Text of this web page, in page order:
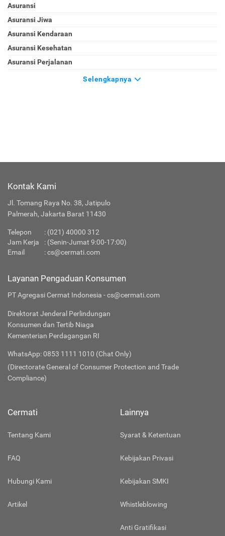
Asuransi
Asuransi Jiwa
Asuransi Kendaraan
Asuransi Kesehatan
Asuransi Perjalanan
Selengkapnya
Kontak Kami
Jl. Tomang Raya No. 38, Jatipulo
Palmerah, Jakarta Barat 11430
Telepon : (021) 40000 312
Jam Kerja
: (Senin-Jumat 9:00-17:00)
Email
:cs@cermati.com
Layanan Pengaduan Konsumen
PT Agregasi Cermat Indonesia - cs@cermati.com
Direktorat Jenderal Perlindungan
Konsumen dan Tertib Niaga
Kementerian Perdagangan RI
WhatsApp: 0853 1111 1010 (Chat Only)
(Directorate General of Consumer Protection and Trade
Compliance)
Cermati
Tentang Kami
FAQ
Hubungi Kami
Artikel
Lainnya
Syarat & Ketentuan
Kebijakan Privasi
Kebijakan SMKI
Whistleblowing
Anti Gratifikasi